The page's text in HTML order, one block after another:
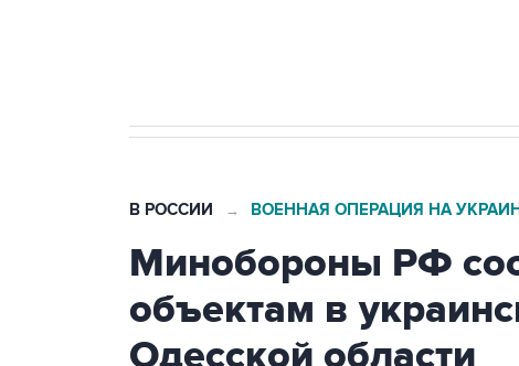
В РОССИИ → ВОЕННАЯ ОПЕРАЦИЯ НА
Минобороны РФ
объектам в
Одесской области